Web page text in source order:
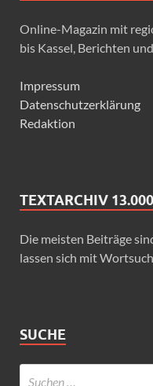
Online-Magazin mit
bis Kassel, Berichten
Impressum
Datenschutzerklärung
Redaktion
TEXTARCHIV
Die meisten Beiträge
lassen sich mit
SUCHE